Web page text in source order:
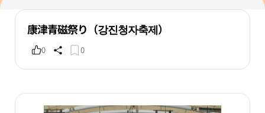
康津青磁祭り（강진청자축제）
0 0